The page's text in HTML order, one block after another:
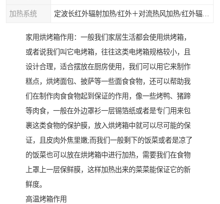
加热系统
家用烘烤箱作用：一般我们家居生活都会使用烘烤箱，
或者说我们叫它电烤箱，往往这类电烤箱规格较小，且
设计合理，适合摆放在厨房使用，我们可以用它来制作
糕点，烘烤面包、披萨等一些面食食物，还可以帮助我
们在制作肉食食物起到保证的作用，像一些烤鸭、猪蹄
等肉食，一般在外边罩衫一层锡箔纸或者是专门用来包
裹这类食物的保护膜，放入烘烤箱中就可以尽可能的保
证，且皮肉外焦里嫩;而我们一般剩下的饭菜或者是凉了
的饭菜也可以放在烘烤箱中进行加热，需要我们在食物
上罩上一层保鲜膜，这样加热出来的菜菜能保证它的新
鲜度。
高温烤箱作用